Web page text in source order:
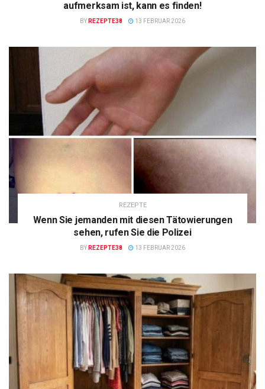
aufmerksam ist, kann es finden!
BY REZEPTE38 13 FEBRUAR 2026
REZEPTE
Wenn Sie jemanden mit diesen Tätowierungen
sehen, rufen Sie die Polizei
BY REZEPTE38 13 FEBRUAR 2026